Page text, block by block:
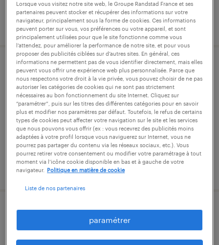
publié le 27 mars 2026
référent qualité industrie (f/h)
ruelle-sur-touvre, charente
intérim
45 000 € - 55 000 € par année
publié le 17 décembre 2025
ingenieur assurance qualite secteur
naval(f/h)
Lorsque vous visitez notre site web, le Groupe Randstad France et ses
partenaires peuvent stocker et récupérer des informations sur votre
navigateur, principalement sous la forme de cookies. Ces informations
peuvent porter sur vous, vos préférences ou votre appareil, et sont
principalement utilisées pour que le site fonctionne comme vous
l’attendez, pour améliorer la performance de notre site, et pour vous
proposer des publicités ciblées sur d’autres sites. En général, ces
informations ne permettent pas de vous identifier directement, mais elles
peuvent vous offrir une expérience web plus personnalisée. Parce que
nous respectons votre droit à la vie privée, vous pouvez choisir de ne pas
autoriser les catégories de cookies qui ne sont pas strictement
nécessaires au bon fonctionnement du site Internet. Cliquez sur
“paramétrer”, puis sur les titres des différentes catégories pour en savoir
plus et modifier nos paramètres par défaut. Toutefois, le refus de certains
types de cookies peut affecter votre navigation sur le site et les services
que nous pouvons vous offrir (ex : vous recevrez des publicités moins
adaptées à votre profil lorsque vous naviguerez sur Internet, vous ne
pourrez pas partager du contenu via les réseaux sociaux, etc.). Vous
pourrez retirer votre consentement ou modifier votre paramétrage à tout
moment via l’icône cookie disponible en bas et à gauche de votre
navigateur.
Politique en matière de cookie
Liste de nos partenaires
paramétrer